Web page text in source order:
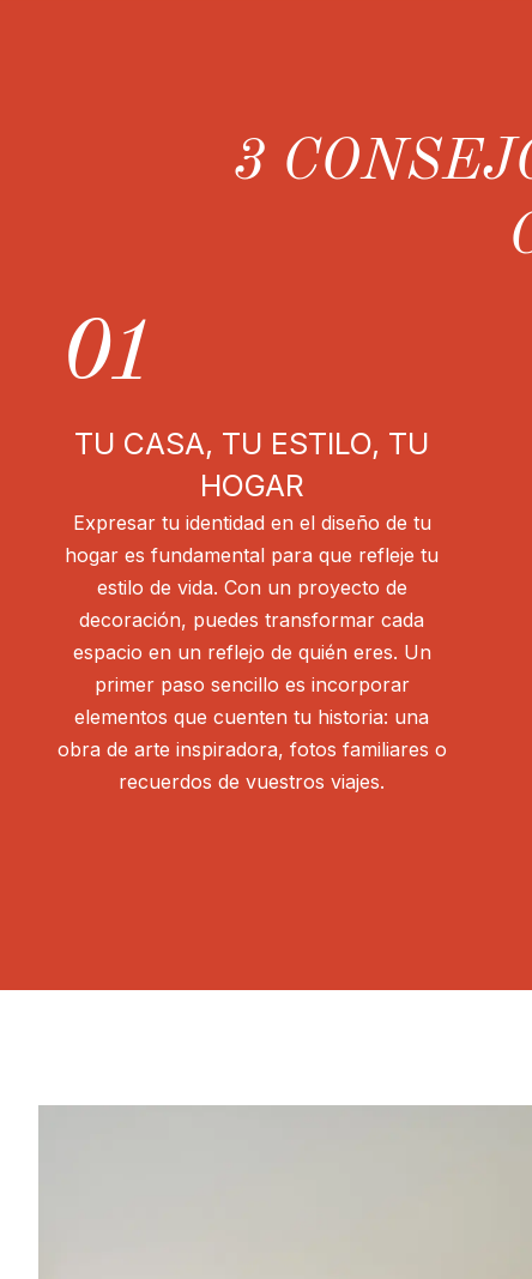
3
01
TU CASA, TU ESTILO, TU
HOGAR
Expresar tu identidad en el diseño de tu
hogar es fundamental para que refleje tu
estilo de vida. Con un proyecto de
decoración, puedes transformar cada
espacio en un reflejo de quién eres. Un
primer paso sencillo es incorporar
elementos que cuenten tu historia: una
obra de arte inspiradora, fotos familiares o
recuerdos de vuestros viajes.